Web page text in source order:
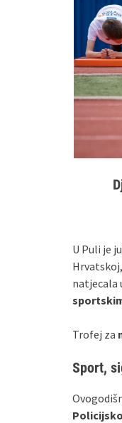
U Puli je
natjecala
Trofej za
Sport,